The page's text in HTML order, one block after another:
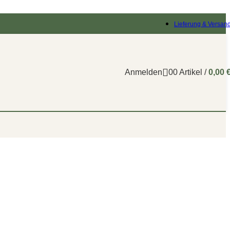
Lieferung &
Anmelden 00Artikel / 0,00